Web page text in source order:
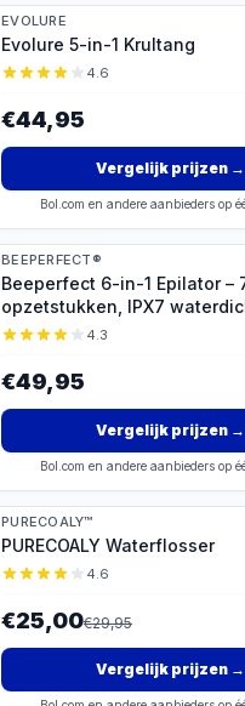
EVOLURE
Evolure 5-in-1 Krultang
4.6
€44,95
Vergelijk prijzen→
Bol.com en andere aanbieders op
BEEPERFECT®
Beeperfect 6-in-1 Epilator –
opzetstukken, IPX7
4.3
€49,95
Vergelijk prijzen→
Bol.com en andere aanbieders op
PURECOALY™
PURECOALY Waterflosser
4.6
€25,00€29,95
Vergelijk prijzen→